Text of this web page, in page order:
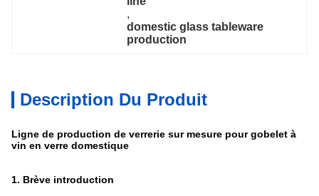
,
domestic glass tableware
production
Description Du Produit
Ligne de production de verrerie sur mesure pour gobelet à
vin en verre domestique
1. Brève introduction